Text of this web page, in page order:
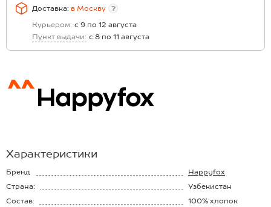
Доставка: в Москву
?
Курьером: с 9 по 12 августа
Пункт выдачи: с 8 по 11 августа
Характеристики
Бренд
Happyfox
Страна:
Узбекистан
Состав:
100% хлопок